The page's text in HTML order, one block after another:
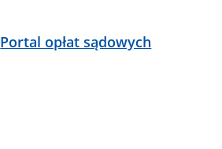
Portal opłat sądowych